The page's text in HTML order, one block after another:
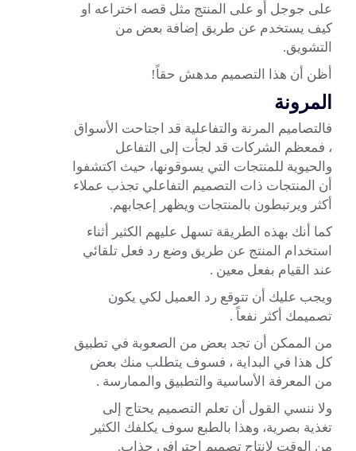
على جوجل أو على المنتج مثل قصه اختراعه او
كيف يستخدم عن طريق إضافة بعض من
التشويق.
أظن أن هذا التصميم مدهش حقاً!
المرونة
فالتصاميم المرنة والتفاعلية قد اجتاحت الأسواق
، فمعظم الشركات قد لجأت إلى التفاعل
والحيوية للمنتجات التي يسوقونها، حيث اكتشفوا
أن المنتجات ذات التصميم التفاعلي تجذب عملاء
أكثر ويرتبطون بالمنتجات ويظهر إعجابهم.
كما أنك بهذه الطريقة تسهل عليهم الكثير أثناء
استخدام المنتج عن طريق وضع رد فعل تلقائي
عند القيام بفعل معين .
ويجب عليك أن تتوقع رد العميل لكي يكون
تصميمك أكثر نفعاً .
من الممكن أن تجد بعض من الصعوبة في تطبيق
كل هذا في البداية ، فسوف يتطلب منك بعض
من المعرفة الأساسية والتطبيق والممارسة .
ولا ننسي القول أن تعلم التصميم يحتاج إلى
تغذية بصرية، وهذا بالطبع سوف يكلفك الكثير
من الوقت لإنتاج تصميم احترافي جذاب.